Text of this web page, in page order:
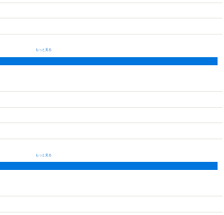
もっと見る
もっと見る